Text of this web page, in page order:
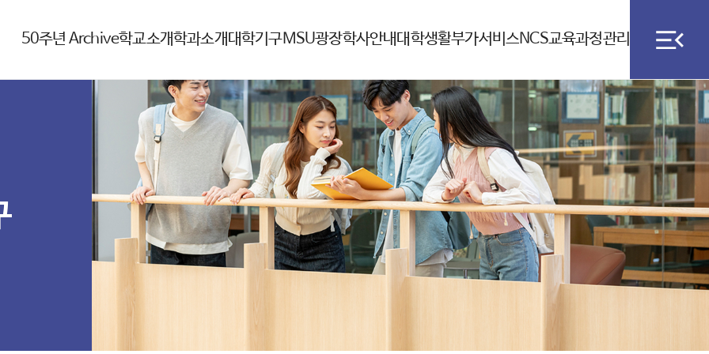
50주년 Archive학교소개학과소개대학기구MSU광장학사안내대학생활부가서비스NCS교육과정관리